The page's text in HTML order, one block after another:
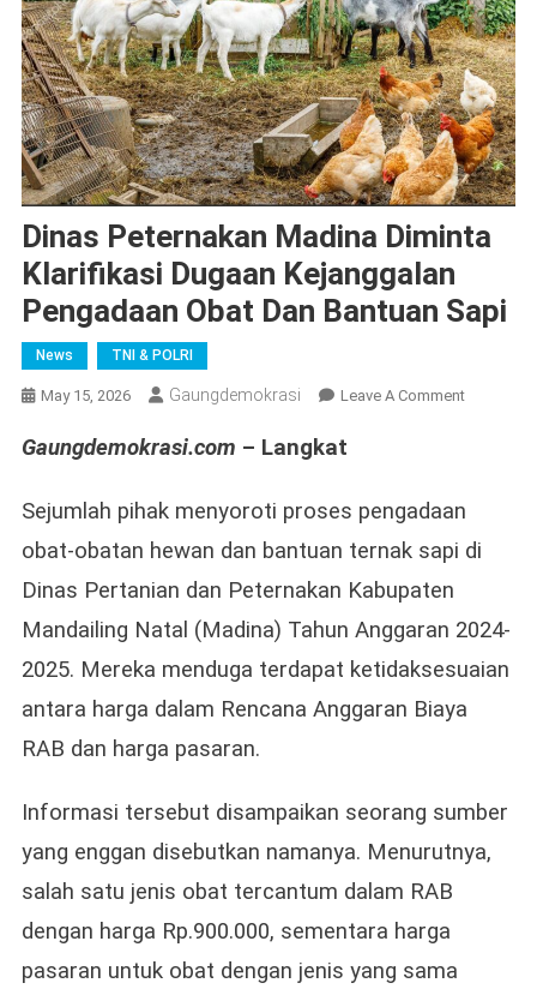
Dinas Peternakan Madina Diminta
Klarifikasi Dugaan Kejanggalan
Pengadaan Obat Dan Bantuan Sapi
News TNI & POLRI
May 15, 2026 Gaungdemokrasi Leave A CommentOn
Diminta
Dugaan
Obat
Dan
Gaungdemokrasi.com – Langkat
Sejumlah pihak menyoroti proses pengadaan
obat-obatan hewan dan bantuan ternak sapi di
Dinas Pertanian dan Peternakan Kabupaten
Mandailing Natal (Madina) Tahun Anggaran 2024-
2025. Mereka menduga terdapat ketidaksesuaian
antara harga dalam Rencana Anggaran Biaya
RAB dan harga pasaran.
Informasi tersebut disampaikan seorang sumber
yang enggan disebutkan namanya. Menurutnya,
salah satu jenis obat tercantum dalam RAB
dengan harga Rp.900.000, sementara harga
pasaran untuk obat dengan jenis yang sama